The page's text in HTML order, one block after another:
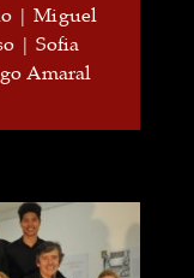
| Miguel
| Sofia
Amaral